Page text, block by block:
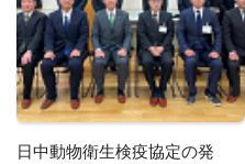
日中動物衛生検疫協定の発